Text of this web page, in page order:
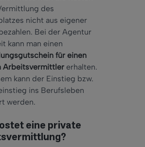
des
nicht aus eigener
Bei der Agentur
kann man einen
für einen
Arbeitsvermittler erhalten.
kann der Einstieg bzw.
ins Berufsleben
werden.
eine private